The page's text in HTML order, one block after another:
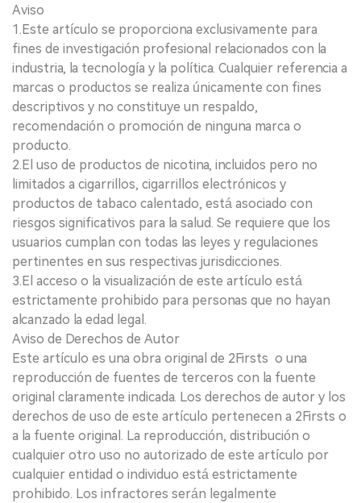
Aviso
1.Este artículo se proporciona exclusivamente para
fines de investigación profesional relacionados con la
industria, la tecnología y la política. Cualquier referencia a
marcas o productos se realiza únicamente con fines
descriptivos y no constituye un respaldo,
recomendación o promoción de ninguna marca o
producto.
2.El uso de productos de nicotina, incluidos pero no
limitados a cigarrillos, cigarrillos electrónicos y
productos de tabaco calentado, está asociado con
riesgos significativos para la salud. Se requiere que los
usuarios cumplan con todas las leyes y regulaciones
pertinentes en sus respectivas jurisdicciones.
3.El acceso o la visualización de este artículo está
estrictamente prohibido para personas que no hayan
alcanzado la edad legal.
Aviso de Derechos de Autor
Este artículo es una obra original de 2Firsts o una
reproducción de fuentes de terceros con la fuente
original claramente indicada. Los derechos de autor y los
derechos de uso de este artículo pertenecen a 2Firsts o
a la fuente original. La reproducción, distribución o
cualquier otro uso no autorizado de este artículo por
cualquier entidad o individuo está estrictamente
prohibido. Los infractores serán legalmente